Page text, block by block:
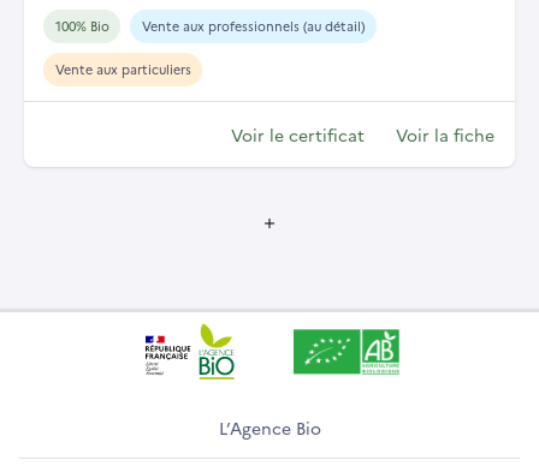
100% Bio Vente aux professionnels (au détail)
Vente aux particuliers
Voir le certificat Voir la fiche
L’Agence Bio